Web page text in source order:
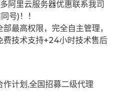
阿里云服务器优惠联系我司
号)！！
最高权限，完全自主管理，
费技术支持+24小时技术售后
计划,全国招募二级代理